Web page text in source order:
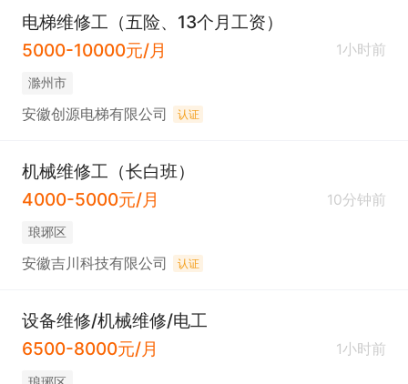
电梯维修工（五险、13个月工资）
5000-10000元/月
1小时前
滁州市
安徽创源电梯有限公司 认证
机械维修工（长白班）
4000-5000元/月
10分钟前
琅琊区
安徽吉川科技有限公司 认证
设备维修/机械维修/电工
6500-8000元/月
1小时前